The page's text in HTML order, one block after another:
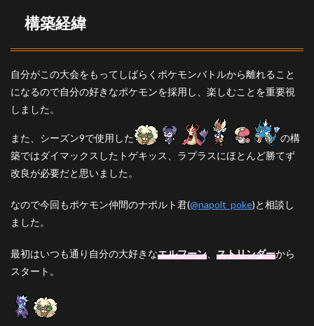
リン
イエ
ン♂
エー
ーン
3.5
カロ
ス
トゲ
キッ
4
選出
構築経緯
自分がこの大会をもってしばらくポケモンバトルから離れること
になるので自分の好きなポケモンを採用し、楽しむことを重要視
しました。
また、シーズン9で使用した
の構
築ではダイマックスしたトゲキッス、ラプラスにほとんど勝てず
改良が必要だと思いました。
なので今回もポケモン仲間のナポルト君(@napolt_poke)と相談し
ました。
最初はいつも通り自分の大好きなエルフーン ストリンダーから
スタート。